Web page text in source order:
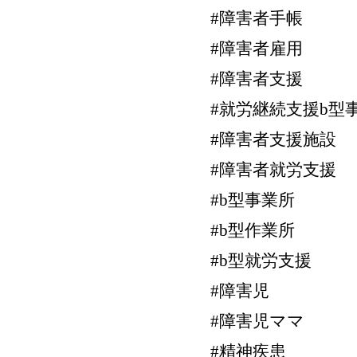
#障害者手帳
#障害者雇用
#障害者支援
#就労継続支援b型
#障害者支援施設
#障害者就労支援
#b型事業所
#b型作業所
#b型就労支援
#障害児
#障害児ママ
#精神疾患